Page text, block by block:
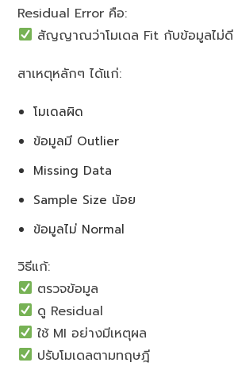
Residual Error คือ:
สัญญาณว่าโมเดล Fit กับข้อมูลไม่ดี
สาเหตุหลักๆ ได้แก่:
โมเดลผิด
ข้อมูลมี Outlier
Missing Data
Sample Size น้อย
ข้อมูลไม่ Normal
วิธีแก้:
ตรวจข้อมูล
ดู Residual
ใช้ MI อย่างมีเหตุผล
ปรับโมเดลตามทฤษฎี